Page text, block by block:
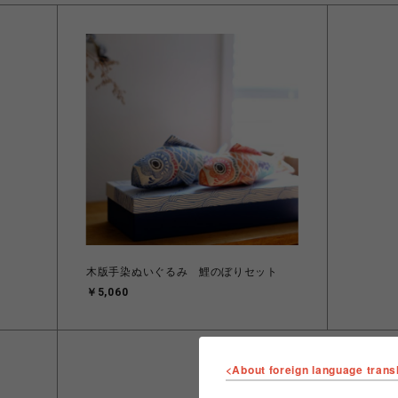
木版手染ぬいぐるみ 鯉のぼりセット
￥5,060
<About foreign language